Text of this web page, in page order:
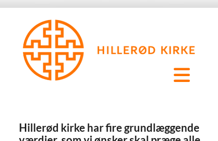
Hillerød kirke har fire grundlæggende